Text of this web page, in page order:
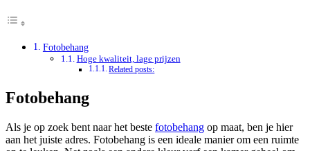
Fotobehang
Hoge kwaliteit, lage prijzen
Related posts:
Fotobehang
Als je op zoek bent naar het beste fotobehang op maat, ben je hier
aan het juiste adres. Fotobehang is een ideale manier om een ruimte